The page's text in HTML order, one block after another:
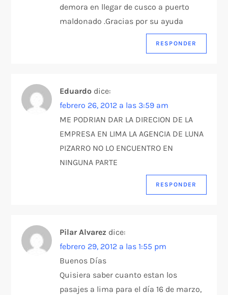
demora en llegar de cusco a puerto
maldonado .Gracias por su ayuda
RESPONDER
Eduardo dice:
febrero 26, 2012 a las 3:59 am
ME PODRIAN DAR LA DIRECION DE LA
EMPRESA EN LIMA LA AGENCIA DE LUNA
PIZARRO NO LO ENCUENTRO EN
NINGUNA PARTE
RESPONDER
Pilar Alvarez dice:
febrero 29, 2012 a las 1:55 pm
Buenos Días
Quisiera saber cuanto estan los
pasajes a lima para el día 16 de marzo,